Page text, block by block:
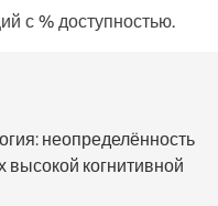
с % доступностью.
неопределённость
высокой когнитивной